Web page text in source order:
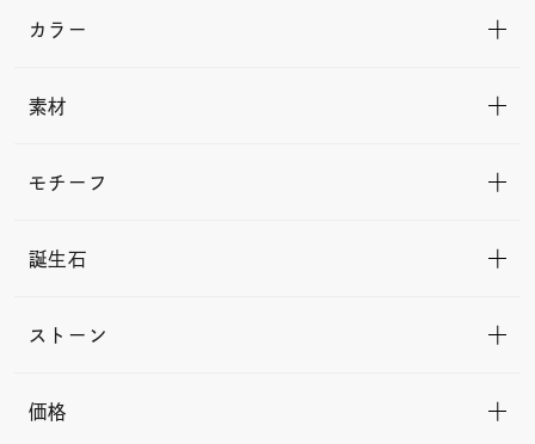
カラー
素材
モチーフ
誕生石
ストーン
価格